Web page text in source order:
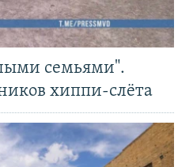
семьями".
хиппи-слёта